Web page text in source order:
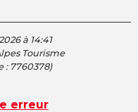
à 14:41
Tourisme
: 7760378)
erreur